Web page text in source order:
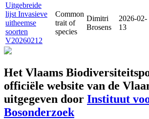
Uitgebreide
lijst Invasieve
uitheemse
soorten
V20260212
Common
trait of
species
Dimitri
Brosens
2026-02-
13
Het Vlaams
officiële website van de
uitgegeven door Instituut
Bosonderzoek